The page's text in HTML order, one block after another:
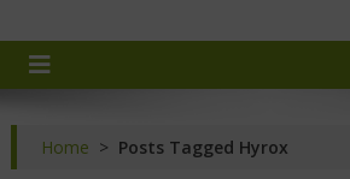
Home > Posts Tagged Hyrox